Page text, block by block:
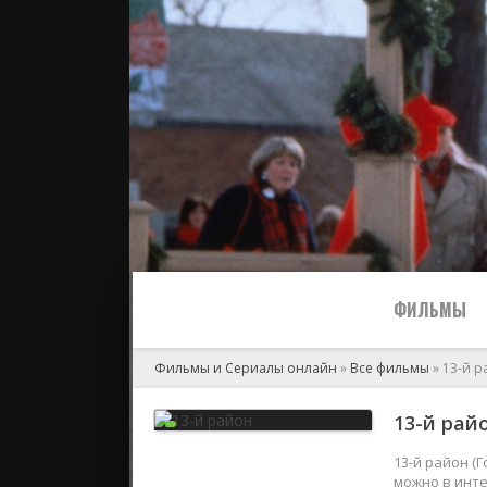
ФИЛЬМЫ
2024
Фильмы и Сериалы онлайн » Все фильмы » 13-й
13-й
13-й район
можно в